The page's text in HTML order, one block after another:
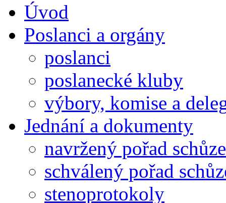
Úvod
Poslanci a orgány
poslanci
poslanecké kluby
výbory, komise a
Jednání a dokumenty
navržený pořad schůze
schválený pořad
stenoprotokoly